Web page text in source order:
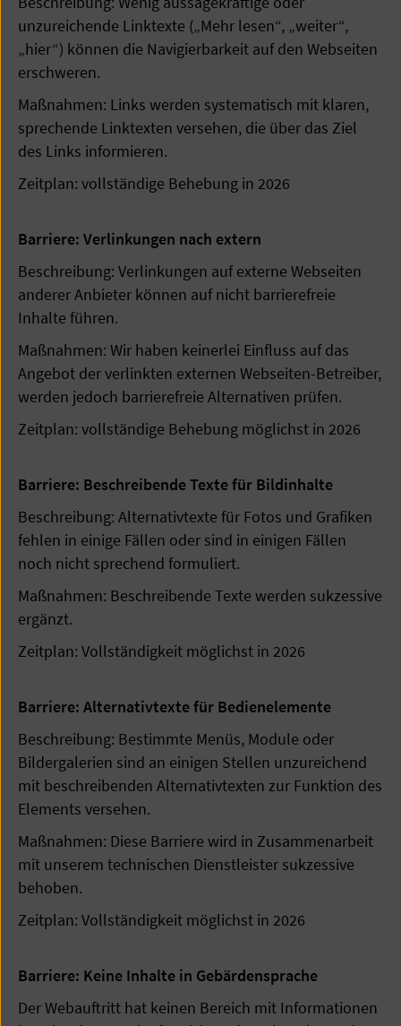
unzureichende Linktexte („Mehr lesen“, „weiter“,
„hier“) können die Navigierbarkeit auf den Webseiten
erschweren.
Maßnahmen: Links werden systematisch mit klaren,
sprechende Linktexten versehen, die über das Ziel
des Links informieren.
Zeitplan: vollständige Behebung in 2026
Barriere: Verlinkungen nach extern
Beschreibung: Verlinkungen auf externe Webseiten
anderer Anbieter können auf nicht barrierefreie
Inhalte führen.
Maßnahmen: Wir haben keinerlei Einfluss auf das
Angebot der verlinkten externen Webseiten-Betreiber,
werden jedoch barrierefreie Alternativen prüfen.
Zeitplan: vollständige Behebung möglichst in 2026
Barriere: Beschreibende Texte für Bildinhalte
Beschreibung: Alternativtexte für Fotos und Grafiken
fehlen in einige Fällen oder sind in einigen Fällen
noch nicht sprechend formuliert.
Maßnahmen: Beschreibende Texte werden sukzessive
ergänzt.
Zeitplan: Vollständigkeit möglichst in 2026
Barriere: Alternativtexte für Bedienelemente
Beschreibung: Bestimmte Menüs, Module oder
Bildergalerien sind an einigen Stellen unzureichend
mit beschreibenden Alternativtexten zur Funktion des
Elements versehen.
Maßnahmen: Diese Barriere wird in Zusammenarbeit
mit unserem technischen Dienstleister sukzessive
behoben.
Zeitplan: Vollständigkeit möglichst in 2026
Barriere: Keine Inhalte in Gebärdensprache
Der Webauftritt hat keinen Bereich mit Informationen